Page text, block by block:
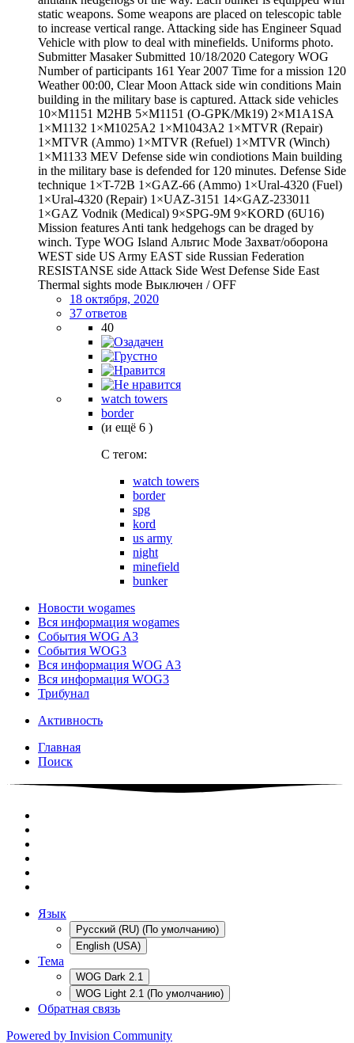
static weapons. Some weapons are placed on telescopic table
to increase vertical range. Attacking side has Engineer Squad
Vehicle with plow to deal with minefields. Uniforms photo.
Submitter Masaker Submitted 10/18/2020 Category WOG
Number of participants 161 Year 2007 Time for a mission 120
Weather 00:00, Clear Moon Attack side win conditions Main
building in the military base is captured. Attack side vehicles
10×M1151 M2HB 5×M1151 (O-GPK/Mk19) 2×M1A1SA
1×M1132 1×M1025A2 1×M1043A2 1×MTVR (Repair)
1×MTVR (Ammo) 1×MTVR (Refuel) 1×MTVR (Winch)
1×M1133 MEV Defense side win condiotions Main building
in the military base is defended for 120 minutes. Defense Side
technique 1×T-72B 1×GAZ-66 (Ammo) 1×Ural-4320 (Fuel)
1×Ural-4320 (Repair) 1×UAZ-3151 14×GAZ-233011
1×GAZ Vodnik (Medical) 9×SPG-9M 9×KORD (6U16)
Mission features Anti tank hedgehogs can be draged by
winch. Type WOG Island Альтис Mode Захват/оборона
WEST side US Army EAST side Russian Federation
RESISTANSE side Attack Side West Defense Side East
Thermal sights mode Выключен / OFF
18 октября, 2020
37 ответов
40
watch towers
border
(и ещё 6 )
C тегом:
watch towers
border
spg
kord
us army
night
minefield
bunker
Новости wogames
Вся информация wogames
События WOG A3
События WOG3
Вся информация WOG A3
Вся информация WOG3
Трибунал
Активность
Главная
Поиск
Язык
Русский (RU) (По умолчанию)
English (USA)
Тема
WOG Dark 2.1
WOG Light 2.1 (По умолчанию)
Обратная связь
Powered by Invision Community